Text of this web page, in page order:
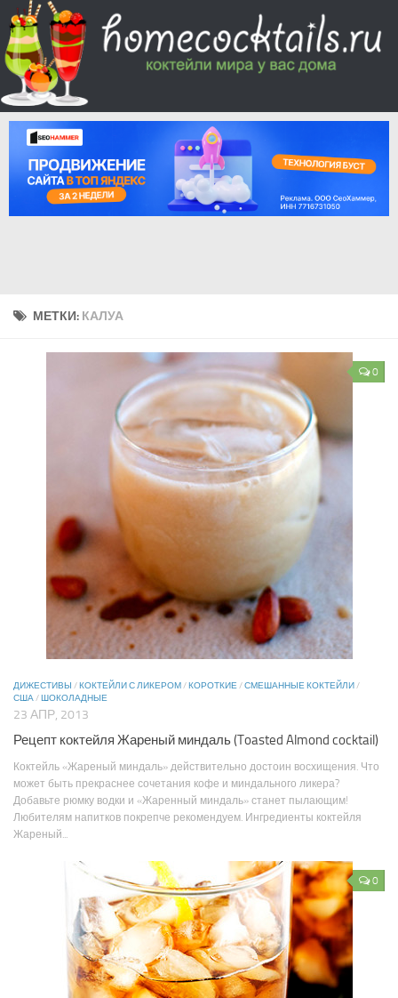
МЕТКИ: КАЛУА
0
ДИЖЕСТИВЫ / КОКТЕЙЛИ С ЛИКЕРОМ / КОРОТКИЕ/СМЕШАННЫЕ КОКТЕЙЛИ /
США/ ШОКОЛАДНЫЕ
23 АПР, 2013
Рецепт коктейля Жареный миндаль (Toasted Almond cocktail)
Коктейль «Жареный миндаль» действительно достоин восхищения. Что
может быть прекраснее сочетания кофе и миндального ликера?
Добавьте рюмку водки и «Жаренный миндаль» станет пылающим!
Любителям напитков покрепче рекомендуем. Ингредиенты коктейля
Жареный...
0